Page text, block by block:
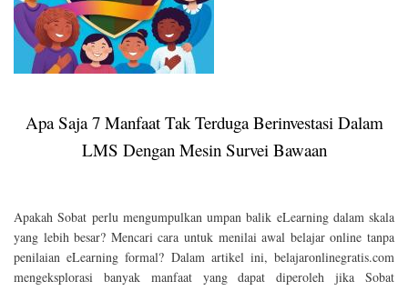
Apa Saja 7 Manfaat Tak Terduga Berinvestasi Dalam
LMS Dengan Mesin Survei Bawaan
Apakah Sobat perlu mengumpulkan umpan balik eLearning dalam skala
yang lebih besar? Mencari cara untuk menilai awal belajar online tanpa
penilaian eLearning formal? Dalam artikel ini, belajaronlinegratis.com
mengeksplorasi banyak manfaat yang dapat diperoleh jika Sobat